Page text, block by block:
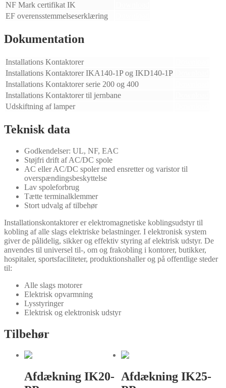
NF Mark certifikat IK
EF overensstemmelseserklæring
Dokumentation
Installations Kontaktorer
Installations Kontaktorer IKA140-1P og IKD140-1P
Installations Kontaktorer serie 200 og 400
Installations Kontaktorer til jernbane
Udskiftning af lamper
Teknisk data
Godkendelser: UL, NF, EAC
Støjfri drift af AC/DC spole
AC eller AC/DC spoler med ensretter og varistor til
overspændingsbeskyttelse
Lav spoleforbrug
Tætte terminalklemmer
Stort udvalg af tilbehør
Installationskontaktorer er elektromagnetiske koblingsudstyr til
kobling af alle slags elektriske belastninger. I elektronisk system
giver de pålidelig, sikker og effektiv styring af elektrisk udstyr. De
anvendes til universel til-, om og frakobling i kontorer, butikker,
hospitaler, sportsfaciliteter, produktionshaller og på offentlige steder
til:
Alle slags motorer
Elektrisk opvarmning
Lysstyringer
Elektrisk og elektronisk udstyr
Tilbehør
Afdækning IK20- Afdækning IK25-